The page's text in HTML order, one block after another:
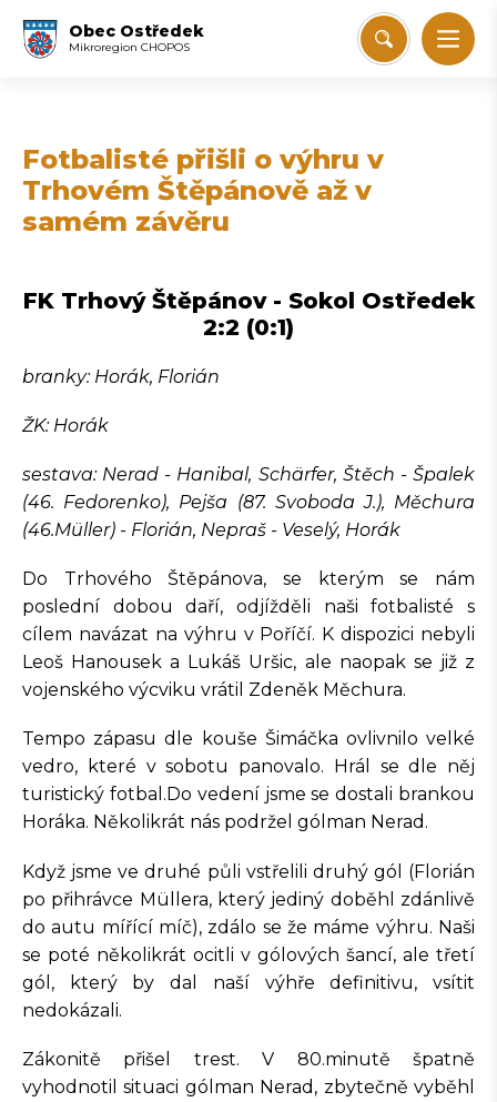
Obec Ostředek
Mikroregion CHOPOS
Fotbalisté přišli o výhru v
Trhovém Štěpánově až v
samém závěru
FK Trhový Štěpánov - Sokol Ostředek
2:2 (0:1)
branky: Horák, Florián
ŽK: Horák
sestava: Nerad - Hanibal, Schärfer, Štěch - Špalek
(46. Fedorenko), Pejša (87. Svoboda J.), Měchura
(46.Müller) - Florián, Nepraš - Veselý, Horák
Do Trhového Štěpánova, se kterým se nám
poslední dobou daří, odjížděli naši fotbalisté s
cílem navázat na výhru v Poříčí. K dispozici nebyli
Leoš Hanousek a Lukáš Uršic, ale naopak se již z
vojenského výcviku vrátil Zdeněk Měchura.
Tempo zápasu dle kouše Šimáčka ovlivnilo velké
vedro, které v sobotu panovalo. Hrál se dle něj
turistický fotbal.Do vedení jsme se dostali brankou
Horáka. Několikrát nás podržel gólman Nerad.
Když jsme ve druhé půli vstřelili druhý gól (Florián
po přihrávce Müllera, který jediný doběhl zdánlivě
do autu mířící míč), zdálo se že máme výhru. Naši
se poté několikrát ocitli v gólových šancí, ale třetí
gól, který by dal naší výhře definitivu, vsítit
nedokázali.
Zákonitě přišel trest. V 80.minutě špatně
vyhodnotil situaci gólman Nerad, zbytečně vyběhl